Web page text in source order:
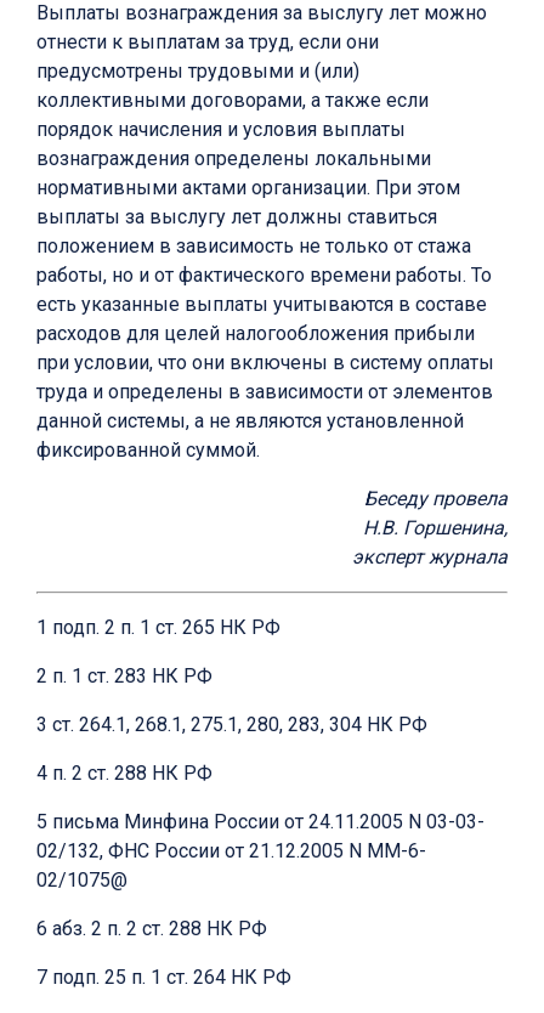
Выплаты вознаграждения за выслугу лет можно
отнести к выплатам за труд, если они
предусмотрены трудовыми и (или)
коллективными договорами, а также если
порядок начисления и условия выплаты
вознаграждения определены локальными
нормативными актами организации. При этом
выплаты за выслугу лет должны ставиться
положением в зависимость не только от стажа
работы, но и от фактического времени работы. То
есть указанные выплаты учитываются в составе
расходов для целей налогообложения прибыли
при условии, что они включены в систему оплаты
труда и определены в зависимости от элементов
данной системы, а не являются установленной
фиксированной суммой.
Беседу провела
Н.В. Горшенина,
эксперт журнала
1 подп. 2 п. 1 ст. 265 НК РФ
2 п. 1 ст. 283 НК РФ
3 ст. 264.1, 268.1, 275.1, 280, 283, 304 НК РФ
4 п. 2 ст. 288 НК РФ
5 письма Минфина России от 24.11.2005 N 03-03-
02/132, ФНС России от 21.12.2005 N ММ-6-
02/1075@
6 абз. 2 п. 2 ст. 288 НК РФ
7 подп. 25 п. 1 ст. 264 НК РФ